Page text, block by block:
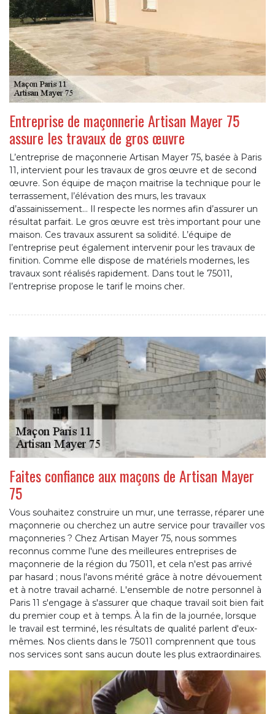
Entreprise de maçonnerie Artisan Mayer 75
assure les travaux de gros œuvre
L’entreprise de maçonnerie Artisan Mayer 75, basée à Paris
11, intervient pour les travaux de gros œuvre et de second
œuvre. Son équipe de maçon maitrise la technique pour le
terrassement, l’élévation des murs, les travaux
d’assainissement… Il respecte les normes afin d’assurer un
résultat parfait. Le gros œuvre est très important pour une
maison. Ces travaux assurent sa solidité. L’équipe de
l’entreprise peut également intervenir pour les travaux de
finition. Comme elle dispose de matériels modernes, les
travaux sont réalisés rapidement. Dans tout le 75011,
l’entreprise propose le tarif le moins cher.
Faites confiance aux maçons de Artisan Mayer
75
Vous souhaitez construire un mur, une terrasse, réparer une
maçonnerie ou cherchez un autre service pour travailler vos
maçonneries ? Chez Artisan Mayer 75, nous sommes
reconnus comme l'une des meilleures entreprises de
maçonnerie de la région du 75011, et cela n'est pas arrivé
par hasard ; nous l'avons mérité grâce à notre dévouement
et à notre travail acharné. L'ensemble de notre personnel à
Paris 11 s'engage à s'assurer que chaque travail soit bien fait
du premier coup et à temps. À la fin de la journée, lorsque
le travail est terminé, les résultats de qualité parlent d'eux-
mêmes. Nos clients dans le 75011 comprennent que tous
nos services sont sans aucun doute les plus extraordinaires.